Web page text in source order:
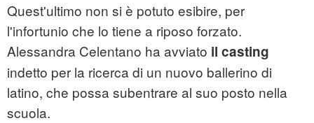
Quest'ultimo non si è potuto esibire, per
l'infortunio che lo tiene a riposo forzato.
Alessandra Celentano ha avviato il casting
indetto per la ricerca di un nuovo ballerino di
latino, che possa subentrare al suo posto nella
scuola.